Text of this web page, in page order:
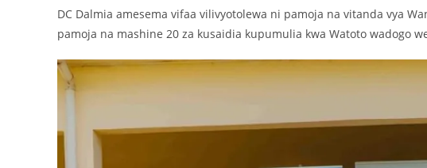
DC Dalmia amesema vifaa vilivyotolewa ni pamoja na vitanda vya
pamoja na mashine 20 za kusaidia kupumulia kwa Watoto wadogo